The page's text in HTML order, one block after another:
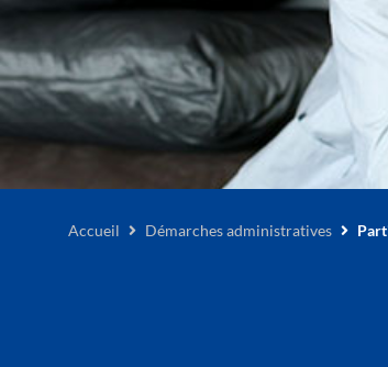
Accueil Démarches administratives